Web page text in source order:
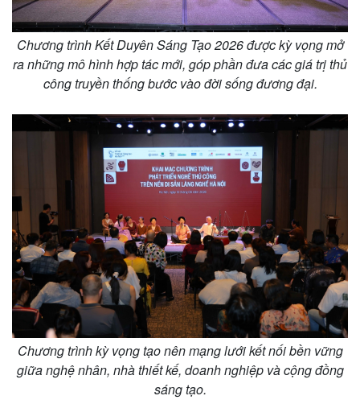
Chương trình Kết Duyên Sáng Tạo 2026 được kỳ vọng mở
ra những mô hình hợp tác mới, góp phần đưa các giá trị thủ
công truyền thống bước vào đời sống đương đại.
Chương trình kỳ vọng tạo nên mạng lưới kết nối bền vững
giữa nghệ nhân, nhà thiết kế, doanh nghiệp và cộng đồng
sáng tạo.